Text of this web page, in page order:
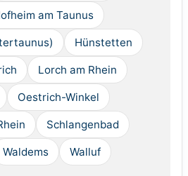
am Taunus
Hünstetten
Lorch am Rhein
Oestrich-Winkel
Schlangenbad
Waldems Walluf